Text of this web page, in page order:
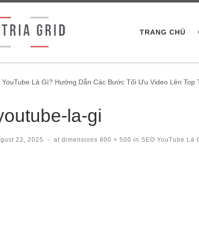
TRANG CHỦ
YouTube Là Gì? Hướng Dẫn Các Bước Tối Ưu Video Lên Top
la-gi
22, 2025 - at dimensions 800 × 500 in SEO YouTube Là